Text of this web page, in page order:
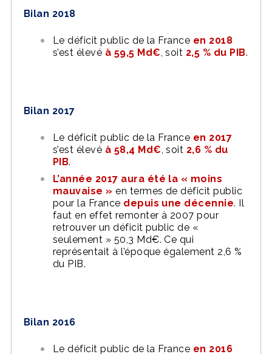
Bilan 2018
Le déficit public de la France en 2018
s’est élevé à 59,5 Md€, soit 2,5 % du PIB.
Bilan 2017
Le déficit public de la France en 2017
s’est élevé à 58,4 Md€, soit 2,6 % du
PIB.
L’année 2017 aura été la « moins
mauvaise » en termes de déficit public
pour la France depuis une décennie. Il
faut en effet remonter à 2007 pour
retrouver un déficit public de «
seulement » 50,3 Md€. Ce qui
représentait à l’époque également 2,6 %
du PIB.
Bilan 2016
Le déficit public de la France en 2016